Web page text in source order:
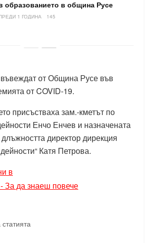
образованието в община Русе
1 ГОДИНА 145
от Община Русе във
от COVID-19.
присъстваха зам.-кметът по
Енчо Енчев и назначената
директор дирекция
Катя Петрова.
в